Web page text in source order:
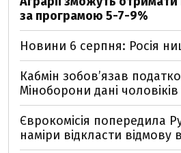
за програмою 5-7-9%
Новини 6 серпня: Росія
Кабмін зобовʼязав
Міноборони дані
Єврокомісія попередила
наміри відкласти відмову